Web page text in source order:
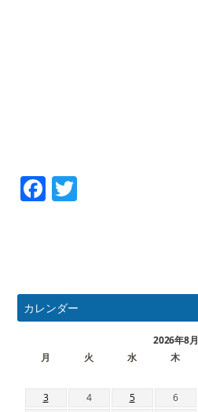
Facebook
カレンダー
2026年8月
月
火 水 木
3
4 5 6